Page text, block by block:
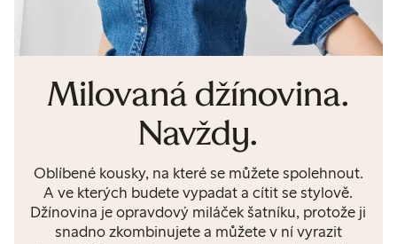
Milovaná džínovina.
Navždy.
Oblíbené kousky, na které se můžete spolehnout.
A ve kterých budete vypadat a cítit se stylově.
Džínovina je opravdový miláček šatníku, protože ji
snadno zkombinujete a můžete v ní vyrazit